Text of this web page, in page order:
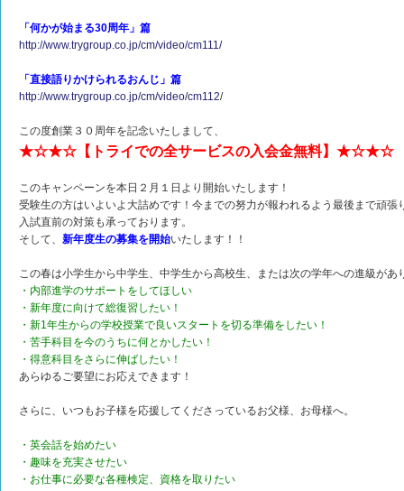
「何かが始まる30周年」篇
http://www.trygroup.co.jp/cm/video/cm111/
「直接語りかけられるおんじ」篇
http://www.trygroup.co.jp/cm/video/cm112/
この度創業３０周年を記念いたしまして、
★☆★☆【トライでの全サービスの入会金無料】★☆★☆
このキャンペーンを本日２月１日より開始いたします！
受験生の方はいよいよ大詰めです！今までの努力が報われるよう最後まで頑張
入試直前の対策も承っております。
そして、 新年度生の募集を開始いたします！！
この春は小学生から中学生、中学生から高校生、または次の学年への進級があ
・内部進学のサポートをしてほしい
・新年度に向けて総復習したい！
・新1年生からの学校授業で良いスタートを切る準備をしたい！
・苦手科目を今のうちに何とかしたい！
・得意科目をさらに伸ばしたい！
あらゆるご要望にお応えできます！
さらに、いつもお子様を応援してくださっているお父様、お母様へ。
・英会話を始めたい
・趣味を充実させたい
・お仕事に必要な各種検定、資格を取りたい